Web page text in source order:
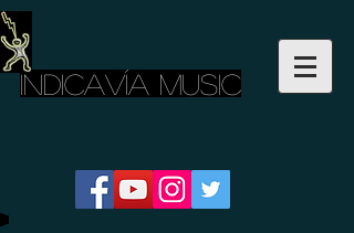
INDICAVÍA MUSIC